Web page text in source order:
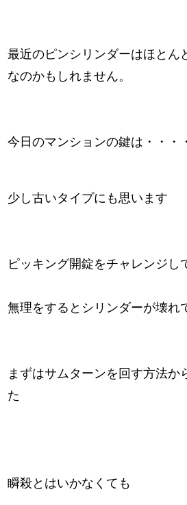
最近のピンシリンダーはほとん
なのかもしれません。
今日のマンションの鍵は・・・・
少し古いタイプにも思います
ピッキング開錠をチャレンジし
無理をするとシリンダーが壊れ
まずはサムターンを回す方法か
た
瞬殺とはいかなくても